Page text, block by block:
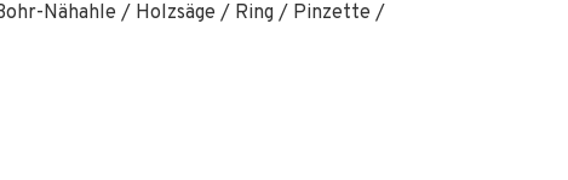
Nähahle / Holzsäge / Ring / Pinzette /